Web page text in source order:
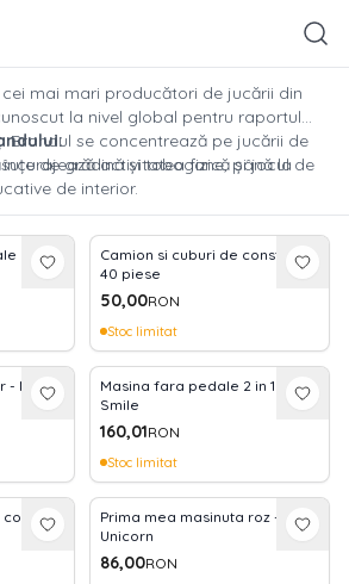
mai mari producători de jucării din
la nivel global pentru raportul
Brandul se concentrează pe jucării de
activitatea fizică și jocul de
de grădină și tobogane, până la
de interior.
din plastic robust, rezistent la intemperii
care ajută la dezvoltarea
în sine.
rosie
Camion si cuburi de construit -
40 piese
50,00RON
Stoc limitat
My
Masina fara pedale 2 in 1 -
Smile
160,01RON
Stoc limitat
copii -
Prima mea masinuta roz -
Unicorn
86,00RON